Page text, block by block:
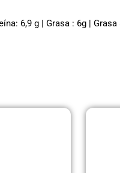
6,9 g | Grasa : 6g |
PáginaPáginaPágina